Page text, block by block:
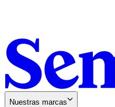
Nuestras marcas